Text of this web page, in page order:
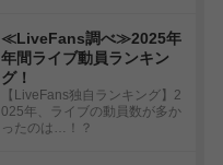
≪LiveFans調べ≫2025年
年間ライブ動員ランキン
グ！
【LiveFans独自ランキング】2
025年、ライブの動員数が多か
ったのは…！？